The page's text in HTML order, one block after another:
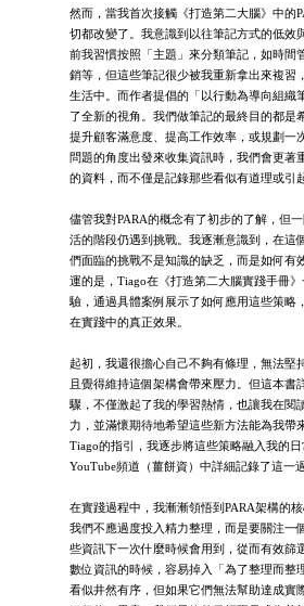
然而，當我首次接觸《打造第二大腦》中的
切都改變了。我意識到以往筆記方式的低效
前我習慣按照「主題」來分類筆記，如時間
銷等，但這些筆記很少被我重新拿出來複習
生活中。而作者提倡的「以行動為導向組織
了全新的視角。我們做筆記的最終目的都是
提升顧客滿意度、提高工作效率，或規劃一
問題的角度出發來收集資訊時，我們會更著
的資料，而不僅是記錄那些看似有道理或引
儘管我對PARA的概念有了初步的了解，但
活的階段仍遇到挑戰。我逐漸意識到，在這
們面臨的挑戰不是知識的缺乏，而是如何有
運的是，Tiago在《打造第二大腦實踐手冊
驗，通過具體案例展示了如何應用這些策略
在實踐中的真正效果。
起初，我還很擔心自己不夠有條理，無法堅
且覺得維持這個架構會帶來壓力。但這本書
驟，不僅激起了我的學習熱情，也讓我在閱
力，並滿懷期待地希望這些新方法能為我帶
Tiago的指引，我逐步將這些策略融入我的
YouTube頻道（薑餅資）中詳細記錄了這一過
在實踐過程中，我漸漸領悟到PARA架構的核
我們不應過度投入精力整理，而是要關注
些資訊下一次什麼時候會用到，從而有效篩
數位資訊的時候，容易掉入「為了整理而整
看似井然有序，但如果它們無法幫助達成實